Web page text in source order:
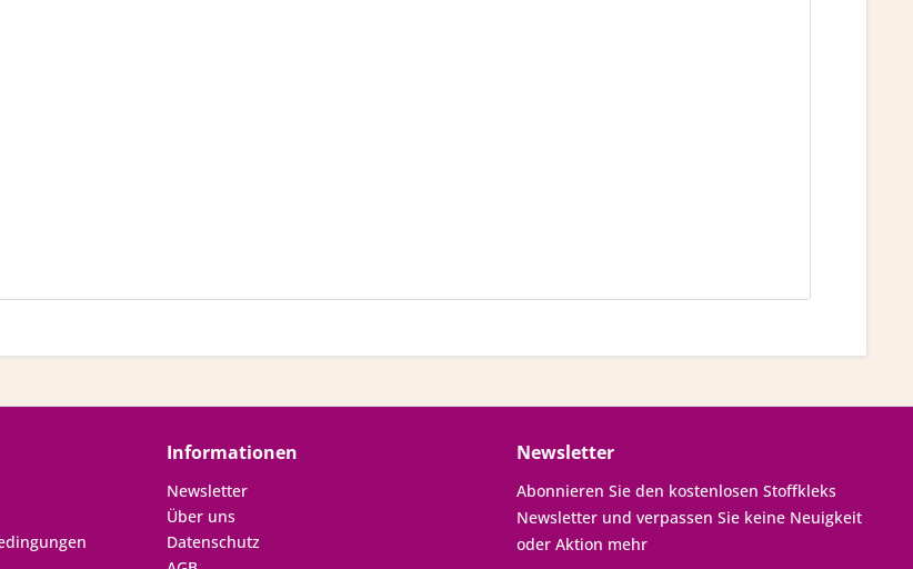
Informationen
Newsletter
Über uns
Datenschutz
Newsletter
Abonnieren Sie den kostenlosen Stoffkleks
Newsletter und verpassen Sie keine Neuigkeit
oder Aktion mehr